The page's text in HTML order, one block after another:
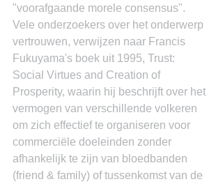
"voorafgaande morele consensus".
Vele onderzoekers over het onderwerp
vertrouwen, verwijzen naar Francis
Fukuyama's boek uit 1995, Trust:
Social Virtues and Creation of
Prosperity, waarin hij beschrijft over het
vermogen van verschillende volkeren
om zich effectief te organiseren voor
commerciële doeleinden zonder
afhankelijk te zijn van bloedbanden
(friend & family) of tussenkomst van de